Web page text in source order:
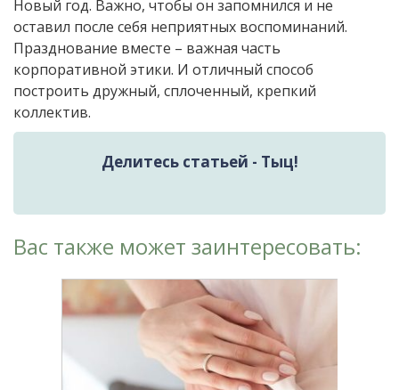
Новый год. Важно, чтобы он запомнился и не
оставил после себя неприятных воспоминаний.
Празднование вместе – важная часть
корпоративной этики. И отличный способ
построить дружный, сплоченный, крепкий
коллектив.
Делитесь статьей - Тыц!
Вас также может заинтересовать: